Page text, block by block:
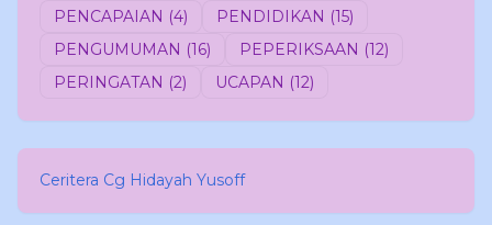
PENCAPAIAN (4) PENDIDIKAN (15)
PENGUMUMAN (16) PEPERIKSAAN (12)
PERINGATAN (2) UCAPAN (12)
Ceritera Cg Hidayah Yusoff